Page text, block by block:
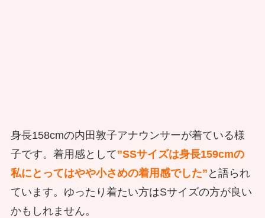
身長158cmの内田敦子アナウンサーが着ている様
子です。着用感として”SSサイズは身長159cmの
私にとってはやや小さめの着用感でした” と語られ
ています。ゆったり着たい方はSサイズの方が良い
かもしれません。